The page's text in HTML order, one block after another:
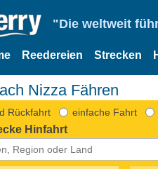
"Die weltweit
Reedereien Strecken
Nizza Fähren
Rückfahrt einfache Fahrt
Hinfahrt